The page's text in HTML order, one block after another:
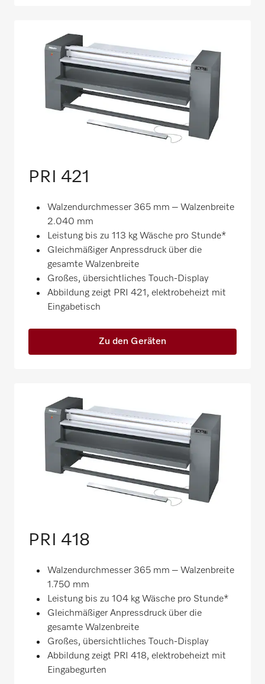
PRI 421
Walzendurchmesser 365 mm – Walzenbreite
2.040 mm
​Leistung bis zu 113 kg Wäsche pro Stunde*
Gleichmäßiger Anpressdruck über die
gesamte Walzenbreite
Großes, übersichtliches Touch-Display
Abbildung zeigt PRI 421, elektrobeheizt mit
Eingabetisch
Zu den Geräten
PRI 418
Walzendurchmesser 365 mm – Walzenbreite
1.750 mm
Leistung bis zu 104 kg Wäsche pro Stunde*
Gleichmäßiger Anpressdruck über die
gesamte Walzenbreite
Großes, übersichtliches Touch-Display
Abbildung zeigt PRI 418, elektrobeheizt mit
Eingabegurten